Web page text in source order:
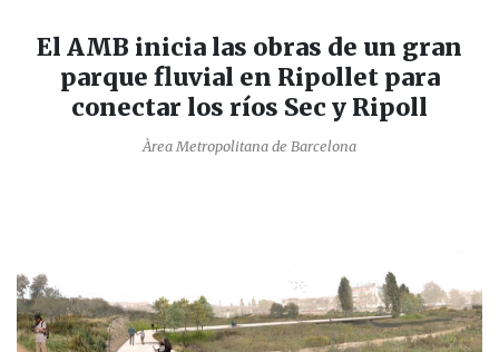
El AMB inicia las obras de un gran
parque fluvial en Ripollet para
conectar los ríos Sec y Ripoll
Àrea Metropolitana de Barcelona